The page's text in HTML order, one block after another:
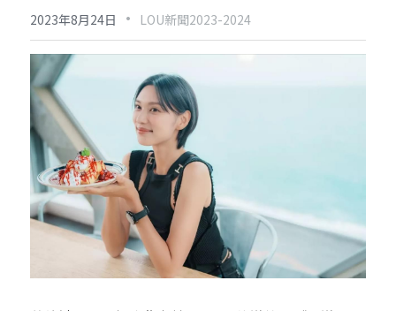
2023年8月24日 · LOU新聞2023-2024